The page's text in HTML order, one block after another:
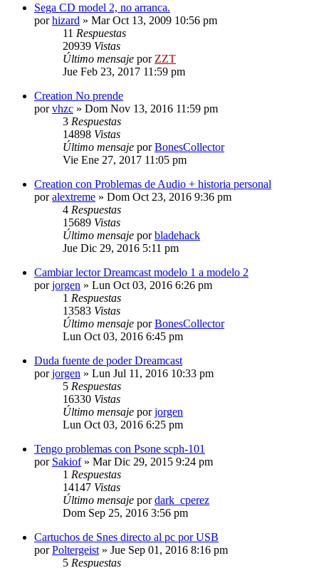
Sega CD model 2, no arranca.
porhizard » Mar Oct 13, 2009 10:56 pm
11 Respuestas
20939 Vistas
Último mensaje por ZZT
Jue Feb 23, 2017 11:59 pm
Creation No prende
porvhzc » Dom Nov 13, 2016 11:59 pm
3 Respuestas
14898 Vistas
Último mensaje porBonesCollector
Vie Ene 27, 2017 11:05 pm
Creation con Problemas de Audio + historia personal
poralextreme » Dom Oct 23, 2016 9:36 pm
4 Respuestas
15689 Vistas
Último mensaje porbladehack
Jue Dic 29, 2016 5:11 pm
Cambiar lector Dreamcast modelo 1 a modelo 2
porjorgen » Lun Oct 03, 2016 6:26 pm
1 Respuestas
13583 Vistas
Último mensaje porBonesCollector
Lun Oct 03, 2016 6:45 pm
Duda fuente de poder Dreamcast
porjorgen » Lun Jul 11, 2016 10:33 pm
5 Respuestas
16330 Vistas
Último mensaje porjorgen
Lun Oct 03, 2016 6:25 pm
Tengo problemas con Psone scph-101
por Sakiof» Mar Dic 29, 2015 9:24 pm
1 Respuestas
14147 Vistas
Último mensaje pordark_cperez
Dom Sep 25, 2016 3:56 pm
Cartuchos de Snes directo al pc por USB
porPoltergeist » Jue Sep 01, 2016 8:16 pm
5 Respuestas